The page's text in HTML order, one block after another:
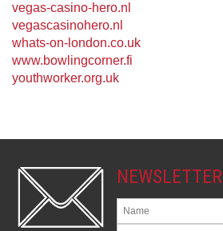
vegas-casino-hero.nl
vegascasinohero.nl
whats-on-london.co.uk
www.bowlingcorner.fi
youthworker.org.uk